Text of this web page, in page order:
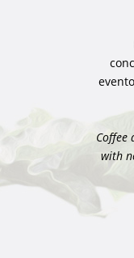
Coffee
with